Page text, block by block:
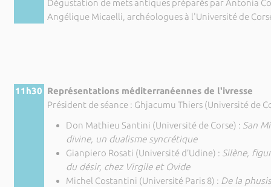
Dégustation de mets antiques préparés par Antonia
Angélique Micaelli, archéologues à l'Université de
11h30 Représentations méditerranéennes de l'ivresse
Président de séance : Ghjacumu Thiers (Université de
Don Mathieu Santini (Université de Corse) : San
divine, un dualisme syncrétique
Gianpiero Rosati (Université d’Udine) : Silène,
du désir, chez Virgile et Ovide
Michel Costantini (Université Paris 8) : De la